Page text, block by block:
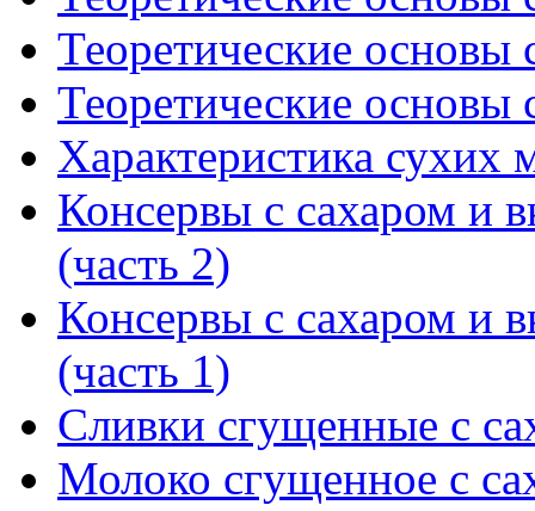
Теоретические основы
Теоретические основы
Характеристика сухих
Консервы с сахаром и
(часть 2)
Консервы с сахаром и
(часть 1)
Сливки сгущенные с
Молоко сгущенное с